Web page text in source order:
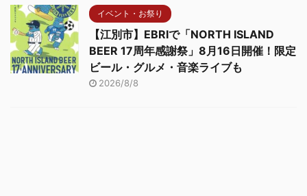
イベント・お祭り
【江別市】EBRIで「NORTH ISLAND
BEER 17周年感謝祭」8月16日開催！限定
ビール・グルメ・音楽ライブも
2026/8/8